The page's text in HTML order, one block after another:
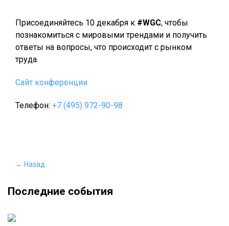
Присоединяйтесь 10 декабря к #WGC, чтобы
познакомиться с мировыми трендами и получить
ответы на вопросы, что происходит с рынком
труда.
Сайт конференции
Телефон: +7 (495) 972-90-98
← Назад
Последние события